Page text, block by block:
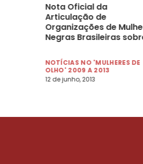
Nota Oficial da
Articulação de
Organizações de
Negras Brasileiras
NOTÍCIAS NO 'MULHERES DE
OLHO' 2009 A 2013
12 de junho, 2013